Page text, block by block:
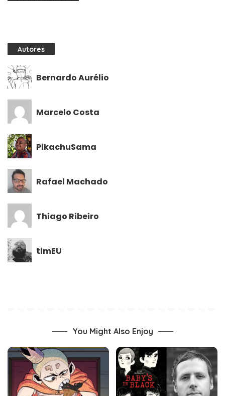
Autores
Bernardo Aurélio
Marcelo Costa
PikachuSama
Rafael Machado
Thiago Ribeiro
timEU
You Might Also Enjoy